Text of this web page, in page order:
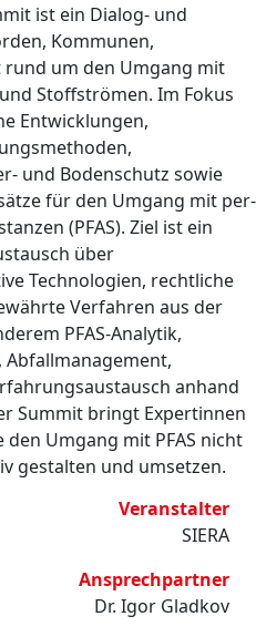
ist ein Dialog- und
Kommunen,
um den Umgang mit
Stoffströmen. Im Fokus
Entwicklungen,
und Bodenschutz sowie
für den Umgang mit per-
(PFAS). Ziel ist ein
über
Technologien, rechtliche
Verfahren aus der
PFAS-Analytik,
anhand
Summit bringt Expertinnen
Umgang mit PFAS nicht
gestalten und umsetzen.
Veranstalter
SIERA
Ansprechpartner
Dr. Igor Gladkov